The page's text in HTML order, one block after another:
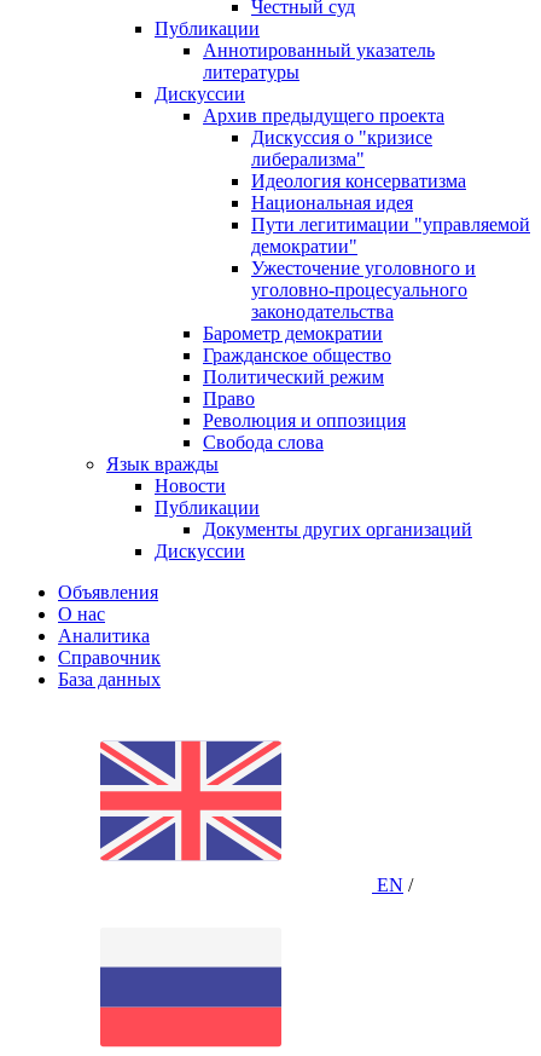
Честный суд
Публикации
Аннотированный указатель
литературы
Дискуссии
Архив предыдущего проекта
Дискуссия о "кризисе
либерализма"
Идеология консерватизма
Национальная идея
Пути легитимации "управляемой
демократии"
Ужесточение уголовного и
уголовно-процесуального
законодательства
Барометр демократии
Гражданское общество
Политический режим
Право
Революция и оппозиция
Свобода слова
Язык вражды
Новости
Публикации
Документы других организаций
Дискуссии
Объявления
О нас
Аналитика
Справочник
База данных
EN /